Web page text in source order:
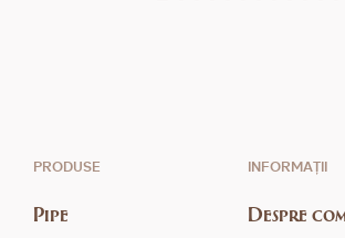
PRODUSE
Pipe
INFORMAȚII
Despre